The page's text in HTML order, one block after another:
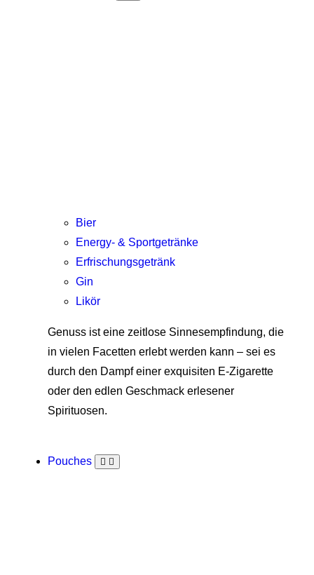
Bier
Energy- & Sportgetränke
Erfrischungsgetränk
Gin
Likör
Genuss ist eine zeitlose Sinnesempfindung, die
in vielen Facetten erlebt werden kann – sei es
durch den Dampf einer exquisiten E-Zigarette
oder den edlen Geschmack erlesener
Spirituosen.
Pouches